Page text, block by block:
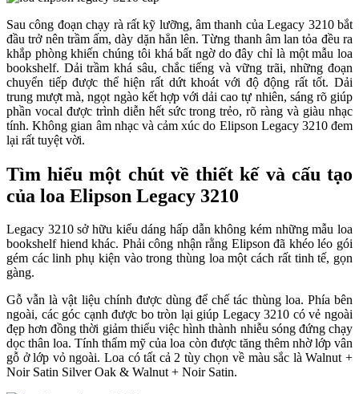
Sau công đoạn chạy rà rất kỹ lưỡng, âm thanh của Legacy 3210 bắt
đầu trở nên trầm ấm, dày dặn hẳn lên. Từng thanh âm lan tỏa đều ra
khắp phòng khiến chúng tôi khá bất ngờ do đây chỉ là một mẫu loa
bookshelf. Dải trầm khá sâu, chắc tiếng và vững trãi, những đoạn
chuyển tiếp được thể hiện rất dứt khoát với độ động rất tốt. Dải
trung mượt mà, ngọt ngào kết hợp với dải cao tự nhiên, sáng rõ giúp
phần vocal được trình diễn hết sức trong trẻo, rõ ràng và giàu nhạc
tính. Không gian âm nhạc và cảm xúc do Elipson Legacy 3210 đem
lại rất tuyệt vời.
Tìm hiểu một chút về thiết kế và cấu tạo
của loa Elipson Legacy 3210
Legacy 3210 sở hữu kiểu dáng hấp dẫn không kém những mẫu loa
bookshelf hiend khác. Phải công nhận rằng Elipson đã khéo léo gói
gém các linh phụ kiện vào trong thùng loa một cách rất tinh tế, gọn
gàng.
Gỗ vẫn là vật liệu chính được dùng để chế tác thùng loa. Phía bên
ngoài, các góc cạnh được bo tròn lại giúp Legacy 3210 có vẻ ngoài
đẹp hơn đồng thời giảm thiểu việc hình thành nhiễu sóng đứng chạy
dọc thân loa. Tính thẩm mỹ của loa còn được tăng thêm nhờ lớp vân
gỗ ở lớp vỏ ngoài. Loa có tất cả 2 tùy chọn về màu sắc là Walnut +
Noir Satin Silver Oak & Walnut + Noir Satin.